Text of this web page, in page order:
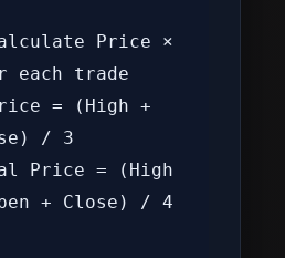
Price ×
each trade
= (High +
/ 3
Price = (High
+ Close) / 4